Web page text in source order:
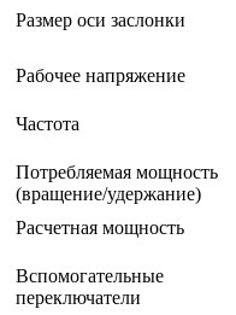
Размер оси заслонки
Рабочее напряжение
Частота
Потребляемая мощность
(вращение/удержание)
Расчетная мощность
Вспомогательные
переключатели